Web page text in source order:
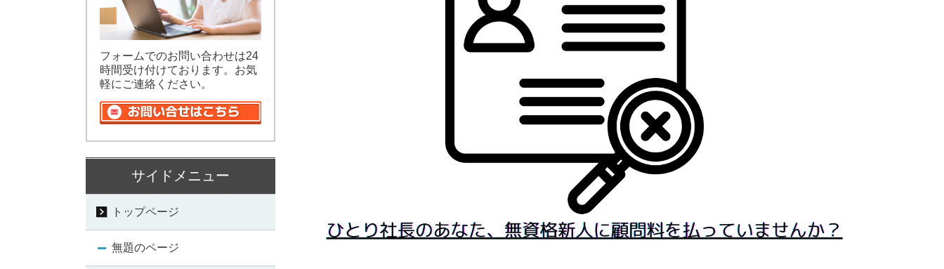
フォームでのお問い合わせは24
時間受け付けております。お気
軽にご連絡ください。
サイドメニュー
トップページ
無題のページ